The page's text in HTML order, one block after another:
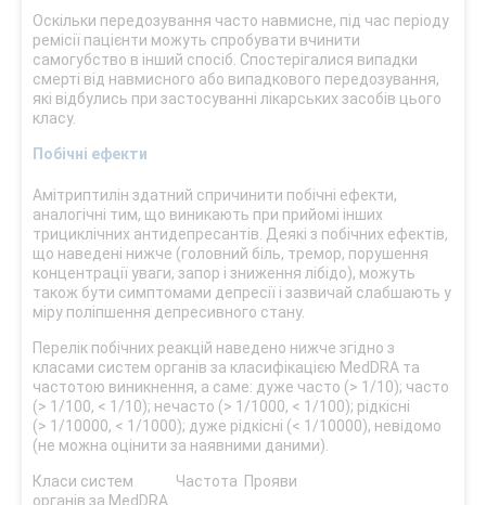
Оскільки передозування часто навмисне, під час періоду
ремісії пацієнти можуть спробувати вчинити
самогубство в інший спосіб. Спостерігалися випадки
смерті від навмисного або випадкового передозування,
які відбулись при застосуванні лікарських засобів цього
класу.
Побічні ефекти
Амітриптилін здатний спричинити побічні ефекти,
аналогічні тим, що виникають при прийомі інших
трициклічних антидепресантів. Деякі з побічних ефектів,
що наведені нижче (головний біль, тремор, порушення
концентрації уваги, запор і зниження лібідо), можуть
також бути симптомами депресії і зазвичай слабшають у
міру поліпшення депресивного стану.
Перелік побічних реакцій наведено нижче згідно з
класами систем органів за класифікацією MedDRA та
частотою виникнення, а саме: дуже часто (> 1/10); часто
(> 1/100, < 1/10); нечасто (> 1/1000, < 1/100); рідкісні
(> 1/10000, < 1/1000); дуже рідкісні (< 1/10000), невідомо
(не можна оцінити за наявними даними).
Класи систем
органів за MedDRA
Частота Прояви